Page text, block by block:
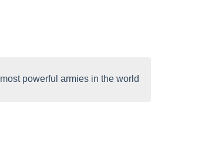
most powerful armies in the world